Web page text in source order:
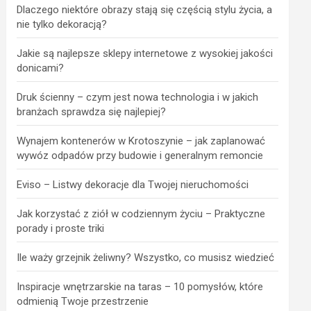
Dlaczego niektóre obrazy stają się częścią stylu życia, a
nie tylko dekoracją?
Jakie są najlepsze sklepy internetowe z wysokiej jakości
donicami?
Druk ścienny – czym jest nowa technologia i w jakich
branżach sprawdza się najlepiej?
Wynajem kontenerów w Krotoszynie – jak zaplanować
wywóz odpadów przy budowie i generalnym remoncie
Eviso – Listwy dekoracje dla Twojej nieruchomości
Jak korzystać z ziół w codziennym życiu – Praktyczne
porady i proste triki
Ile waży grzejnik żeliwny? Wszystko, co musisz wiedzieć
Inspiracje wnętrzarskie na taras – 10 pomysłów, które
odmienią Twoje przestrzenie